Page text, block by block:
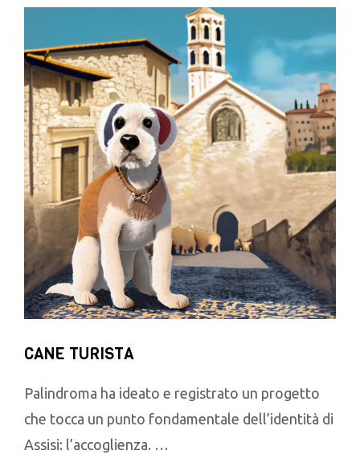
CANE TURISTA
Palindroma ha ideato e registrato un progetto
che tocca un punto fondamentale dell’identità di
Assisi: l’accoglienza. …